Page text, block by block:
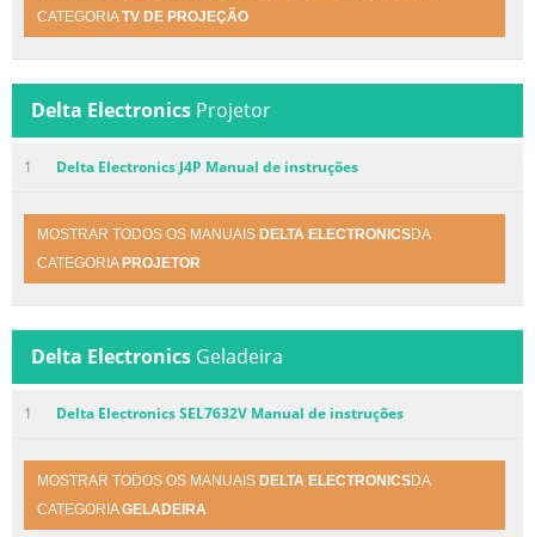
CATEGORIATV DE PROJEÇÃO
Delta Electronics Projetor
1 Delta Electronics J4P Manual de instruções
MOSTRAR TODOS OS MANUAIS DELTA ELECTRONICSDA
CATEGORIA PROJETOR
Delta Electronics Geladeira
1 Delta Electronics SEL7632V Manual de instruções
MOSTRAR TODOS OS MANUAIS DELTA ELECTRONICSDA
CATEGORIAGELADEIRA